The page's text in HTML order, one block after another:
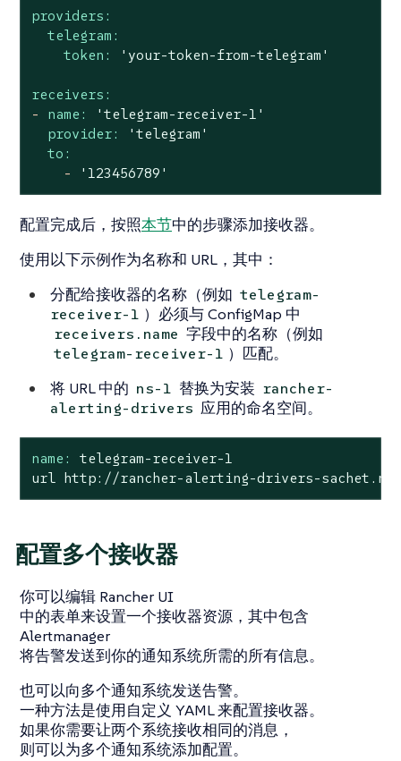
providers:
telegram:
token:
'your-token-from-telegram'
receivers:
-
name:
'telegram-receiver-1'
provider:
'telegram'
to:
-
'123456789'
配置完成后，按照本节中的步骤添加接收器。
使用以下示例作为名称和 URL，其中：
分配给接收器的名称（例如 telegram-
receiver-1 ）必须与 ConfigMap 中
receivers.name 字段中的名称（例如
telegram-receiver-1 ）匹配。
将 URL 中的 ns-1 替换为安装 rancher-
alerting-drivers 应用的命名空间。
name:
telegram-receiver-1
url http://rancher-alerting-drivers-
配置多个接收器
你可以编辑 Rancher UI
中的表单来设置一个接收器资源，其中包含
Alertmanager
将告警发送到你的通知系统所需的所有信息。
也可以向多个通知系统发送告警。
一种方法是使用自定义 YAML 来配置接收器。
如果你需要让两个系统接收相同的消息，
则可以为多个通知系统添加配置。